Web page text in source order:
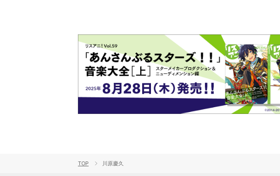
TOP 川原慶久